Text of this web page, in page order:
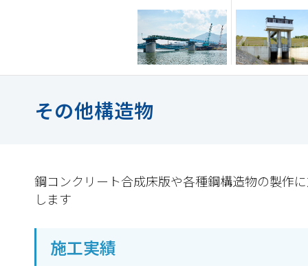
その他構造物
鋼コンクリート合成床版や各種鋼構造物の製作
します
施工実績